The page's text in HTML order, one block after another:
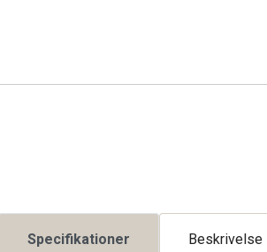
Specifikationer Beskrivelse